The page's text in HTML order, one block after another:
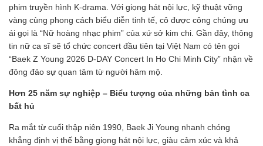
phim truyền hình K-drama. Với giọng hát nội lực, kỹ thuật vững
vàng cùng phong cách biểu diễn tinh tế, cô được công chúng ưu
ái gọi là “Nữ hoàng nhạc phim” của xứ sở kim chi. Gần đây, thông
tin nữ ca sĩ sẽ tổ chức concert đầu tiên tại Việt Nam có tên gọi
“Baek Z Young 2026 D-DAY Concert In Ho Chi Minh City” nhận về
đông đảo sự quan tâm từ người hâm mộ.
Hơn 25 năm sự nghiệp – Biểu tượng của những bản tình ca
bất hủ
Ra mắt từ cuối thập niên 1990, Baek Ji Young nhanh chóng
khẳng định vị thế bằng giọng hát nội lực, giàu cảm xúc và khả